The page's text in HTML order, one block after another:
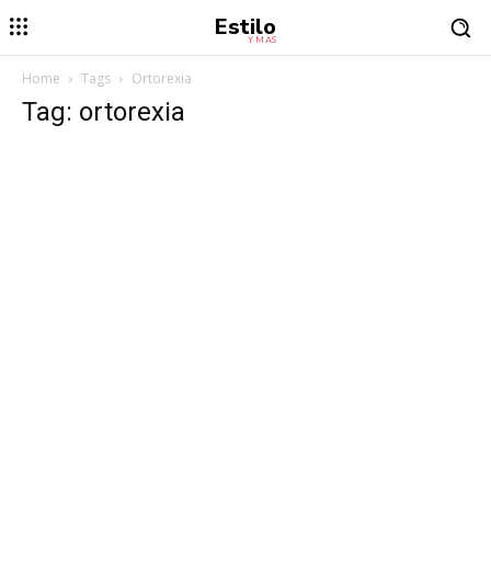
Estilo
Y MÁS
Home Tags Ortorexia
Tag: ortorexia